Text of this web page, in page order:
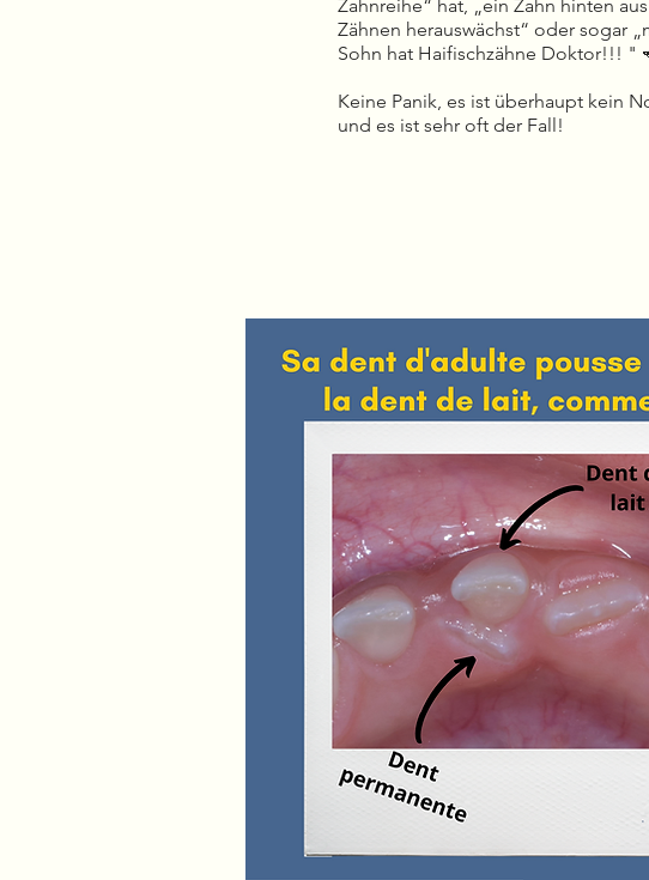
Zahnreihe“ hat, „ein Zahn hinten
Zähnen herauswächst“ oder sogar
Sohn hat Haifischzähne Doktor!!! "
Keine Panik, es ist überhaupt kein
und es ist sehr oft der Fall!